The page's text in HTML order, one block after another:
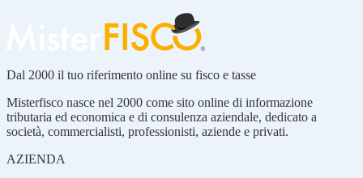
Dal 2000 il tuo riferimento online su fisco e tasse
Misterfisco nasce nel 2000 come sito online di informazione
tributaria ed economica e di consulenza aziendale, dedicato a
società, commercialisti, professionisti, aziende e privati.
AZIENDA